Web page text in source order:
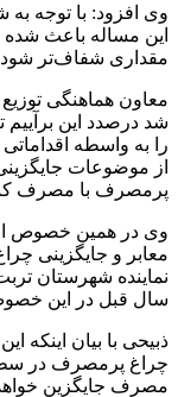
وی افزود: با توجه به
این مساله باعث شده
مقداری شفاف‌تر
معاون هماهنگی
شد درصدد این برآییم
را به واسطه
از موضوعات
پرمصرف با مصرف
وی در همین خصوص
نماینده شهرستان
سال قبل در این
چراغ پرمصرف در
مصرف جایگزین